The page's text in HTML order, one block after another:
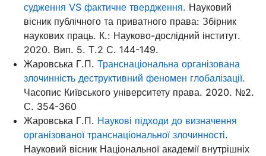
судження VS фактичне твердження. Науковий
вісник публічного та приватного права: Збірник
наукових праць. К.: Науково-дослідний інститут.
2020. Вип. 5. Т.2 С. 144-149.
Жаровська Г.П. Транснаціональна організована
злочинність деструктивний феномен глобалізації.
Часопис Київського університету права. 2020. №2.
С. 354-360
Жаровська Г.П. Наукові підходи до визначення
організованої транснаціональної злочинності.
Науковий вісник Національної академії внутрішніх